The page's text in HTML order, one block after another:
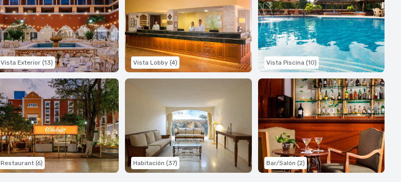
Vista Exterior (13) Vista Lobby (4) Vista Piscina (10)
Restaurant (6) Habitación (37) Bar/Salón (2)